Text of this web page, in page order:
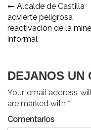
Navegación
de
entradas
Alcalde de Castilla
advierte peligrosa
reactivación de la
informal
DEJANOS UN
Your email address
are marked with *.
Comentarios